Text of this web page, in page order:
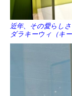
近年、その愛らし
ダラキーウィ（キ